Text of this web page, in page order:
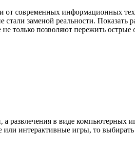
современных информационных
заменой реальности. Показать
только позволяют пережить
в виде компьютерных
интерактивные игры, то выбирать